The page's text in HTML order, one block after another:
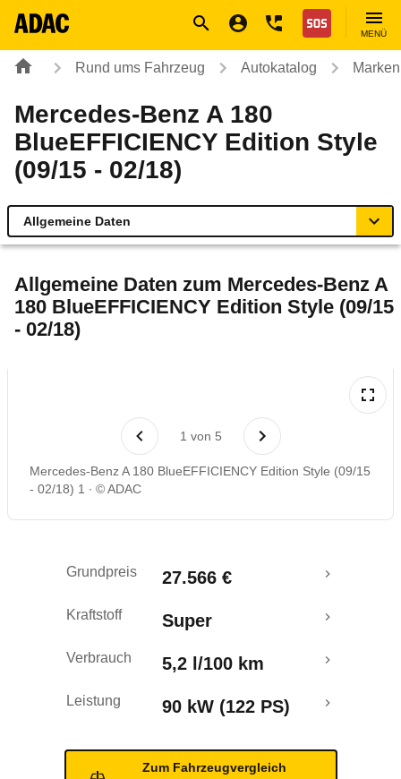
Nothilfe
MENÜ
Rund ums Fahrzeug Autokatalog
Mercedes-Benz A 180
BlueEFFICIENCY Edition Style
(09/15 - 02/18)
Allgemeine Daten
Technische Daten
Rückrufe & Mängel
Crashtest
Allgemeine Daten zum Mercedes-Benz A
180 BlueEFFICIENCY Edition Style (09/15
- 02/18)
1 von 5
Mercedes-Benz A 180 BlueEFFICIENCY Edition Style (09/15
- 02/18) 1
© ADAC
Grundpreis 27.566 €
Kraftstoff Super
Verbrauch 5,2 l/100 km
Leistung 90 kW (122 PS)
Zum Fahrzeugvergleich